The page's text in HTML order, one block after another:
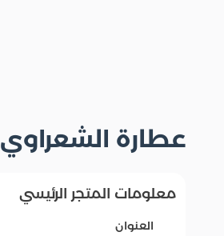
عطارة الشعراوي
معلومات المتجر الرئيسي
العنوان